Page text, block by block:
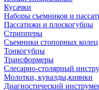
Кусачки
Наборы съемников и
Пассатижи и плоскогубцы
Стрипперы
Съемники стопорных колец
Тонкогубцы
Трансформеры
Слесарно-столярный
Молотки, кувалды,киянки
Диагностический